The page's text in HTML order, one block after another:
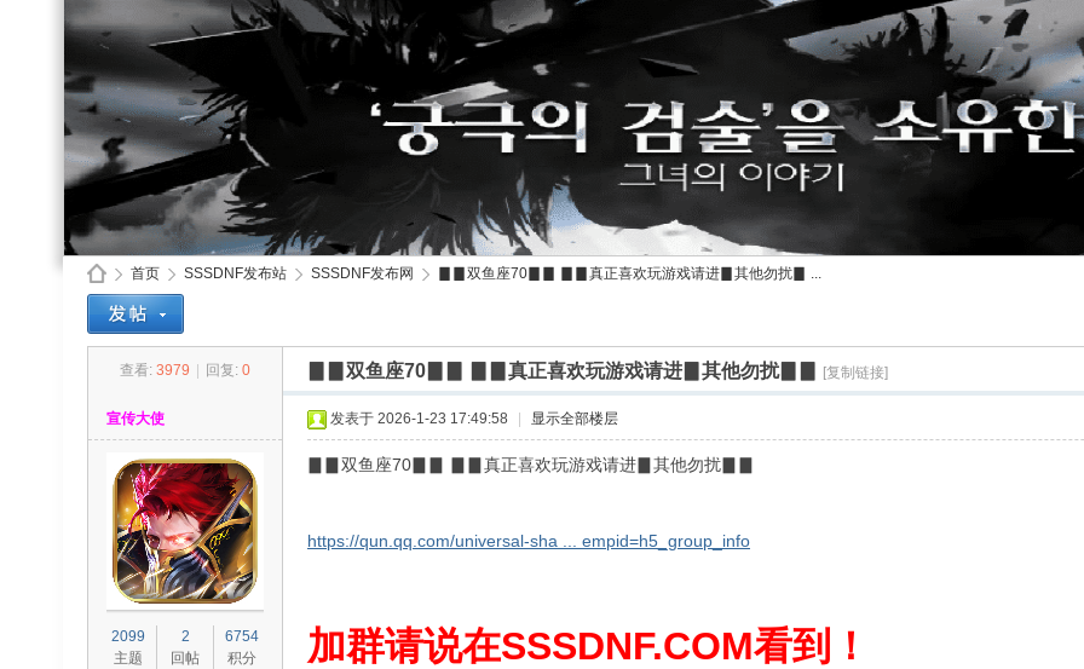
首页
›
SSSDNF发布站 SSSDNF发布网
›
▊▊双鱼座70▊▊ ▊▊真正喜欢玩游戏请进▊其他勿扰▊ ...
查看: 3979 回复: 0 ▊▊双鱼座70▊▊ ▊▊真正喜欢玩游戏请进▊其他勿扰▊▊ [复制链接]
宣传大使
2099
主题
2
回帖
6754
积分
发表于 2026-1-23 17:49:58 显示全部楼层
▊▊双鱼座70▊▊ ▊▊真正喜欢玩游戏请进▊其他勿扰▊▊
https://qun.qq.com/universal-sha ... empid=h5_group_info
加群请说在SSSDNF.COM看到！